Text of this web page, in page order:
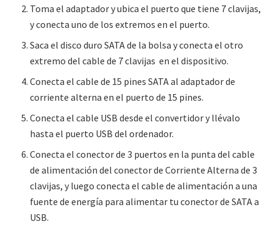
Toma el adaptador y ubica el puerto que tiene 7 clavijas,
y conecta uno de los extremos en el puerto.
Saca el disco duro SATA de la bolsa y conecta el otro
extremo del cable de 7 clavijas en el dispositivo.
Conecta el cable de 15 pines SATA al adaptador de
corriente alterna en el puerto de 15 pines.
Conecta el cable USB desde el convertidor y llévalo
hasta el puerto USB del ordenador.
Conecta el conector de 3 puertos en la punta del cable
de alimentación del conector de Corriente Alterna de 3
clavijas, y luego conecta el cable de alimentación a una
fuente de energía para alimentar tu conector de SATA a
USB.